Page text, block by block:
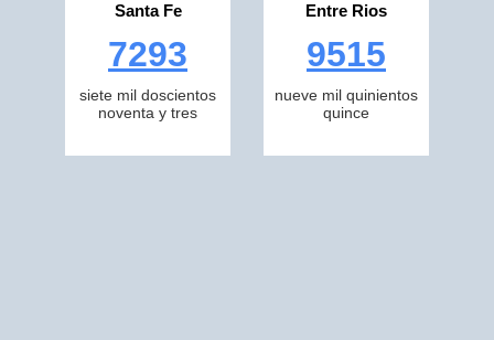
Santa Fe
7293
siete mil doscientos
noventa y tres
Entre Rios
9515
nueve mil quinientos
quince